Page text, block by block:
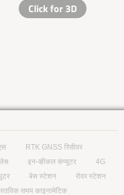
RTK GNSS रिसीवर
इन-व्हीकल कंप्यूटर
4G
बेस स्टेशन
रोवर स्टेशन
समय काइनामेटिक